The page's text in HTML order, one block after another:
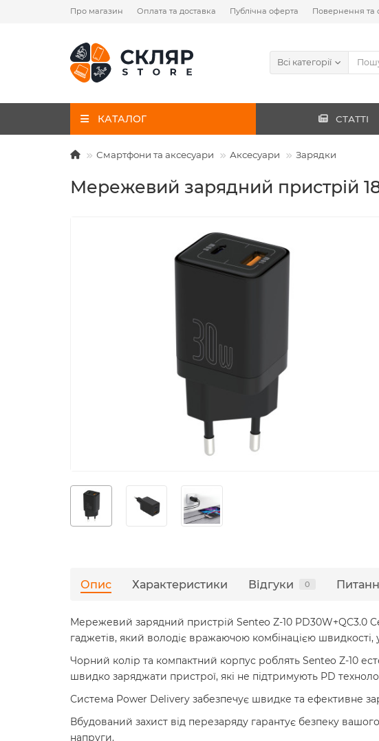
Про магазин Оплата та доставка Публічна оферта Повернення та
Всі категорії
КАТАЛОГ СТАТТІ
Смартфони та аксесуари Аксесуари Зарядки
Мережевий зарядний пристрій
Опис Характеристики Відгуки 0
Мережевий зарядний пристрій Senteo Z-10 PD30W+QC3.0
гаджетів, який володіє вражаючою комбінацією швидкості,
Чорний колір та компактний корпус роблять Senteo Z-10
швидко заряджати пристрої, які не підтримують PD
Система Power Delivery забезпечує швидке та ефективне
Вбудований захист від перезаряду гарантує безпеку
напруги.